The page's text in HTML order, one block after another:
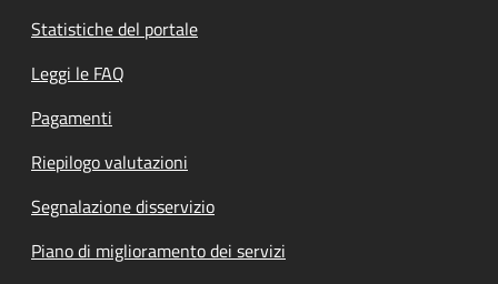
Statistiche del portale
Leggi le FAQ
Pagamenti
Riepilogo valutazioni
Segnalazione disservizio
Piano di miglioramento dei servizi